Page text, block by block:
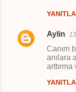
YANITLA
Aylin
Canım
anılara
arttırma
YANITLA